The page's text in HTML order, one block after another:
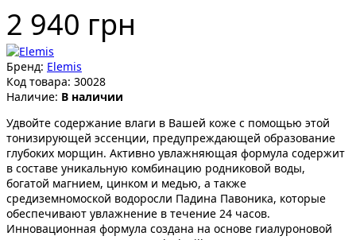
2 940 грн
Бренд: Elemis
Код товара: 30028
Наличие: В наличии
Удвойте содержание влаги в Вашей коже с помощью этой
тонизирующей эссенции, предупреждающей образование
глубоких морщин. Активно увлажняющая формула содержит
в составе уникальную комбинацию родниковой воды,
богатой магнием, цинком и медью, а также
средиземномоской водоросли Падина Павоника, которые
обеспечивают увлажнение в течение 24 часов.
Инновационная формула создана на основе гиалуроновой